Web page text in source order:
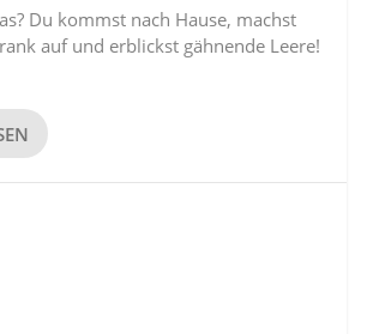
Du kommst nach Hause, machst
auf und erblickst gähnende Leere!